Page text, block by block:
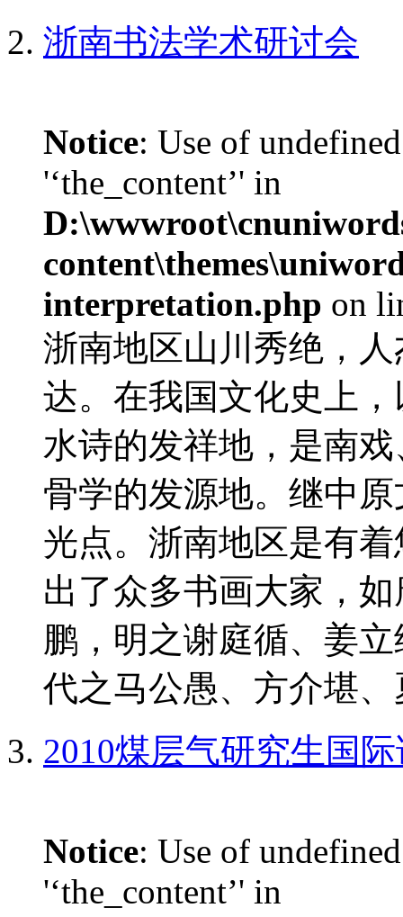
浙南书法学术研讨会
Notice: Use of
'‘the_content’' in
interpretation.php on
浙南地区山川秀绝，
达。在我国文化史上
水诗的发祥地，是南
骨学的发源地。继中
光点。浙南地区是有
出了众多书画大家，
鹏，明之谢庭循、姜
代之马公愚、方介堪
2010煤层气研究生国
Notice: Use of
'‘the_content’' in